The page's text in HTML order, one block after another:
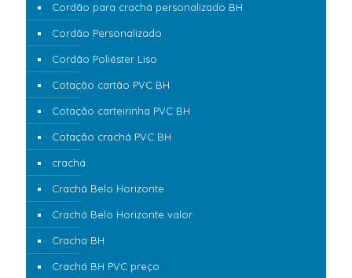
Cordão para crachá personalizado BH
Cordão Personalizado
Cordão Poliéster Liso
Cotação cartão PVC BH
Cotação carteirinha PVC BH
Cotação crachá PVC BH
crachá
Crachá Belo Horizonte
Crachá Belo Horizonte valor
Cracha BH
Crachá BH PVC preço